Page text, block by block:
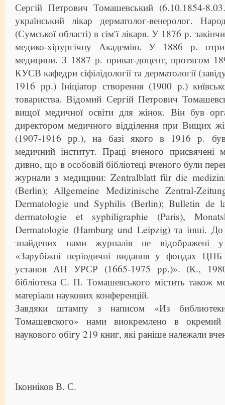
Сергій Петрович Томашевський (6.10.1854-
український лікар дерматолог-венеролог.
(Сумської області) в сім'ї лікаря. У 1876 р.
медико-хірургічну Академію. У 1886 р.
медицини. З 1887 р. приват-доцент, протягом
КУСВ кафедри сіфілідології та дерматології
1916 рр.) Ініціатор створення (1900 р.)
товариства. Відомий Сергій Петрович
вищої медичної освіти для жінок. Він був
директором медичного відділення при Вищих
(1907-1916 рр.), на базі якого в 1916 р.
медичний інститут. Праці вченого присвячені
дивно, що в особовій бібліотеці вченого були
журнали з медицини: Zentralblatt für die
(Berlin); Allgemeine Medizinische Zentral-
Dermatologie und Syphilis (Berlin); Bulletin de
dermatologie et syphiligraphie (Paris),
Dermatologie (Hamburg und Leipzig) та інші. До
знайдених нами журналів не відображені у
«Зарубіжні періодичні видання у фондах ЦНБ
установ АН УРСР (1665-1975 рр.)». (К.,
бібліотека С. П. Томашевського містить також
матеріали наукових конференцій.
Завдяки штампу з написом «Из
Томашевского» нами виокремлено в
наукового обігу 219 книг, які раніше належали
Іконніков В. С.